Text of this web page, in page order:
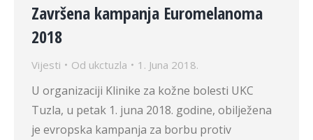
Završena kampanja Euromelanoma
2018
Vijesti Od ukctuzla 1. Juna 2018.
U organizaciji Klinike za kožne bolesti UKC
Tuzla, u petak 1. juna 2018. godine, obilježena
je evropska kampanja za borbu protiv